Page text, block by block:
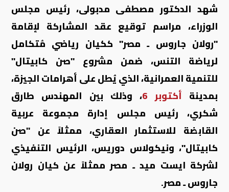
شهد الدكتور مصطفى مدبولى، رئيس مجلس
الوزراء، مراسم توقيع عقد المشاركة لإقامة
"رولان جاروس ـ مصر" ككيان رياضي مُتكامل
لرياضة التنس، ضمن مشروع "صن كابيتال"
للتنمية العمرانية، الذي يُطل على أهرامات الجيزة،
بمدينة 6 أكتوبر ، وذلك بين المهندس طارق
شكري، رئيس مجلس إدارة مجموعة عربية
القابضة للاستثمار العقاري، ممثلاً عن "صن
كابيتال"، ونيكولاس دوريس، الرئيس التنفيذي
لشركة ايست ميد ـ مصر ممثلاً عن كيان رولان
جاروس ـ مصر.